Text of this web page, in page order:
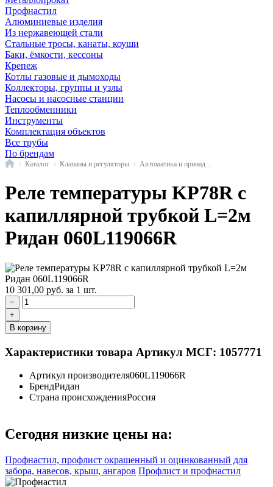
Профнастил
Алюминиевые изделия
Из нержавеющей стали
Стальные тросы, канаты, коуши
Баки, ёмкости, кессоны
Крепеж
Котлы газовые и дымоходы
Коллекторы, группы и узлы
Насосы и насосные станции
Теплообменники
Инструменты
Комплектация объектов
Все трубы
По брендам
ГлавнаяКаталог Клапаны и регуляторы
Реле температуры KP78R с
капиллярной трубкой L=2м
Ридан 060L119066R
10 301,00 руб. за 1 шт.
−
+
В корзину
Характеристики товара Артикул МСГ: 1057771
Артикул производителя060L119066R
БрендРидан
Страна происхожденияРоссия
Сегодня низкие цены на:
Профнастил, профлист окрашенный и оцинкованный для
забора, навесов, крыш, ангаров Профлист и профнастил